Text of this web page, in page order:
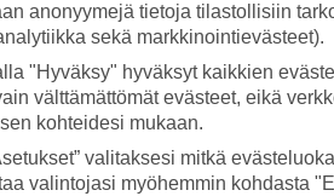
anonyymejä tietoja tilastollisiin
sekä markkinointievästeet).
"Hyväksy" hyväksyt kaikkien
välttämättömät evästeet, eikä
kohteidesi mukaan.
valitaksesi mitkä
valintojasi myöhemmin kohdasta